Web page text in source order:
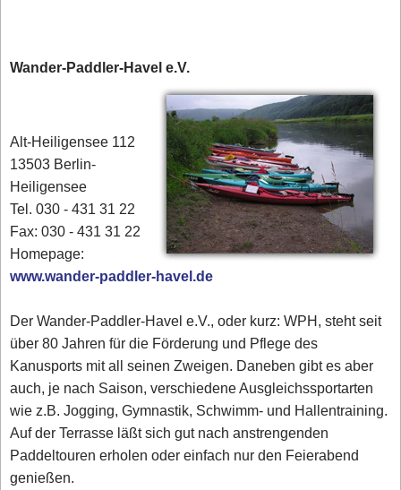
Wander-Paddler-Havel e.V.
Alt-Heiligensee 112
13503 Berlin-
Heiligensee
Tel. 030 - 431 31 22
Fax: 030 - 431 31 22
Homepage:
www.wander-paddler-havel.de
Der Wander-Paddler-Havel e.V., oder kurz: WPH, steht seit
über 80 Jahren für die Förderung und Pflege des
Kanusports mit all seinen Zweigen. Daneben gibt es aber
auch, je nach Saison, verschiedene Ausgleichssportarten
wie z.B. Jogging, Gymnastik, Schwimm- und Hallentraining.
Auf der Terrasse läßt sich gut nach anstrengenden
Paddeltouren erholen oder einfach nur den Feierabend
genießen.